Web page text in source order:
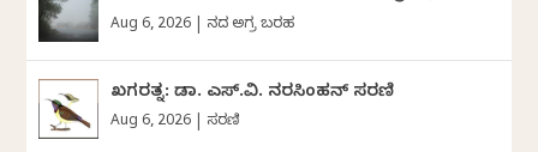
Aug 6, 2026 ದಿನದ ಅಗ್ರ ಬರಹ
ಖಗರತ್ನ: ಡಾ. ಎಸ್.ವಿ. ನರಸಿಂಹನ್‌‌ ಸರಣಿ
Aug 6, 2026 ಸರಣಿ